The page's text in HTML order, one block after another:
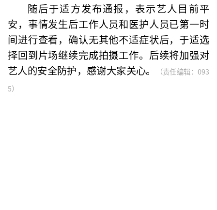
随后于适方发布通报，表示艺人目前平
安，事情发生后工作人员和医护人员已第一时
间进行查看，确认无其他不适症状后，于适选
择回到片场继续完成拍摄工作。后续将加强对
艺人的安全防护，感谢大家关心。
（责任编辑：093
5）